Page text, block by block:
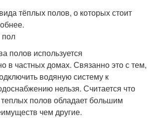
тёплых полов, о которых стоит
полов используется
в частных домах. Связанно это с тем,
водяную систему к
нельзя. Считается что
полов обладает большим
чем другие.